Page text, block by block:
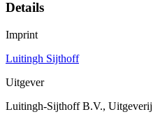
Details
Imprint
Luitingh Sijthoff
Uitgever
Luitingh-Sijthoff B.V., Uitgeverij